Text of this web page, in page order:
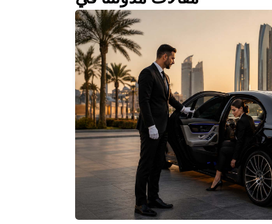
STOCKHOLM SKODA BREDDEN
UPPLANDS VASBY - SWEDEN